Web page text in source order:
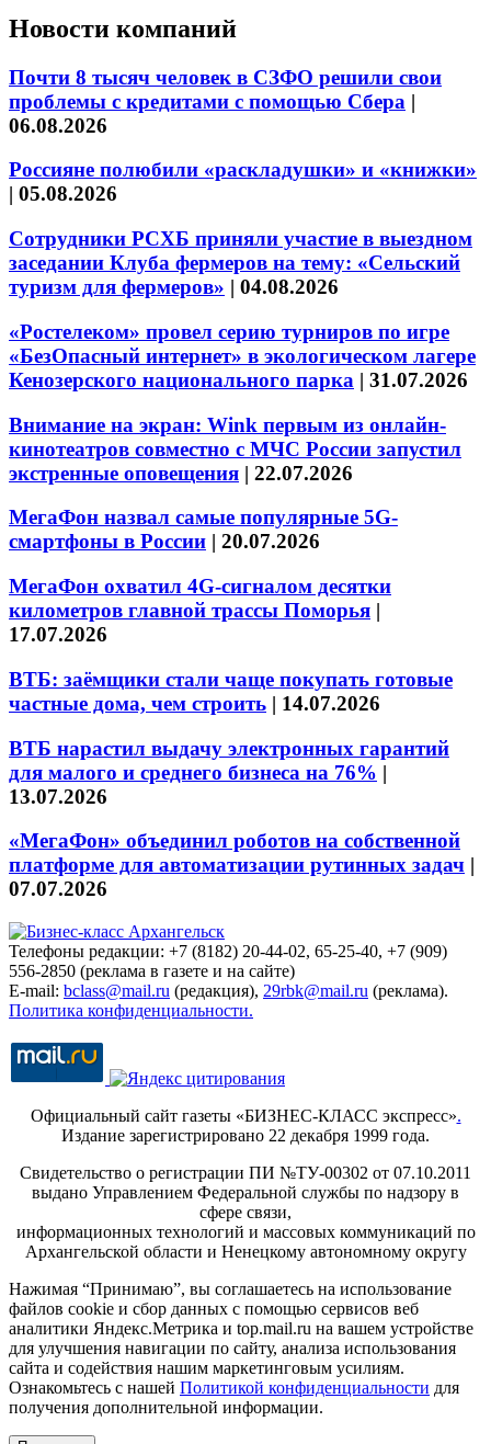
Новости компаний
Почти 8 тысяч человек в СЗФО решили свои
проблемы с кредитами с помощью Сбера |
06.08.2026
Россияне полюбили «раскладушки» и «книжки»
| 05.08.2026
Сотрудники РСХБ приняли участие в выездном
заседании Клуба фермеров на тему: «Сельский
туризм для фермеров» | 04.08.2026
«Ростелеком» провел серию турниров по игре
«БезОпасный интернет» в экологическом лагере
Кенозерского национального парка | 31.07.2026
Внимание на экран: Wink первым из онлайн-
кинотеатров совместно с МЧС России запустил
экстренные оповещения | 22.07.2026
МегаФон назвал самые популярные 5G-
смартфоны в России | 20.07.2026
МегаФон охватил 4G-сигналом десятки
километров главной трассы Поморья |
17.07.2026
ВТБ: заёмщики стали чаще покупать готовые
частные дома, чем строить | 14.07.2026
ВТБ нарастил выдачу электронных гарантий
для малого и среднего бизнеса на 76% |
13.07.2026
«МегаФон» объединил роботов на собственной
платформе для автоматизации рутинных задач |
07.07.2026
Телефоны редакции: +7 (8182) 20-44-02, 65-25-40, +7 (909)
556-2850 (реклама в газете и на сайте)
E-mail: bclass@mail.ru (редакция), 29rbk@mail.ru (реклама).
Политика конфиденциальности.
Официальный сайт газеты «БИЗНЕС-КЛАСС экспресс».
Издание зарегистрировано 22 декабря 1999 года.
Свидетельство о регистрации ПИ №ТУ-00302 от 07.10.2011
выдано Управлением Федеральной службы по надзору в
сфере связи,
информационных технологий и массовых коммуникаций по
Архангельской области и Ненецкому автономному округу
Нажимая “Принимаю”, вы соглашаетесь на использование
файлов cookie и сбор данных с помощью сервисов веб
аналитики Яндекс.Метрика и top.mail.ru на вашем устройстве
для улучшения навигации по сайту, анализа использования
сайта и содействия нашим маркетинговым усилиям.
Ознакомьтесь с нашей Политикой конфиденциальности для
получения дополнительной информации.